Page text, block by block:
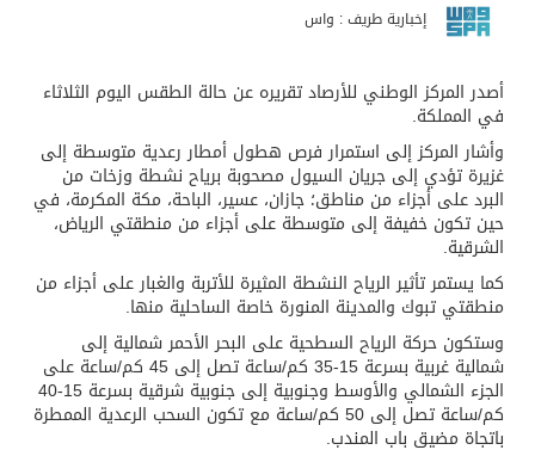
إخبارية طريف : واس
أصدر المركز الوطني للأرصاد تقريره عن حالة الطقس اليوم الثلاثاء
في المملكة.
وأشار المركز إلى استمرار فرص هطول أمطار رعدية متوسطة إلى
غزيرة تؤدي إلى جريان السيول مصحوبة برياح نشطة وزخات من
البرد على أجزاء من مناطق؛ جازان، عسير، الباحة، مكة المكرمة، في
حين تكون خفيفة إلى متوسطة على أجزاء من منطقتي الرياض،
الشرقية.
كما يستمر تأثير الرياح النشطة المثيرة للأتربة والغبار على أجزاء من
منطقتي تبوك والمدينة المنورة خاصة الساحلية منها.
وستكون حركة الرياح السطحية على البحر الأحمر شمالية إلى
شمالية غربية بسرعة 15-35 كم/ساعة تصل إلى 45 كم/ساعة على
الجزء الشمالي والأوسط وجنوبية إلى جنوبية شرقية بسرعة 15-40
كم/ساعة تصل إلى 50 كم/ساعة مع تكون السحب الرعدية الممطرة
باتجاة مضيق باب المندب.